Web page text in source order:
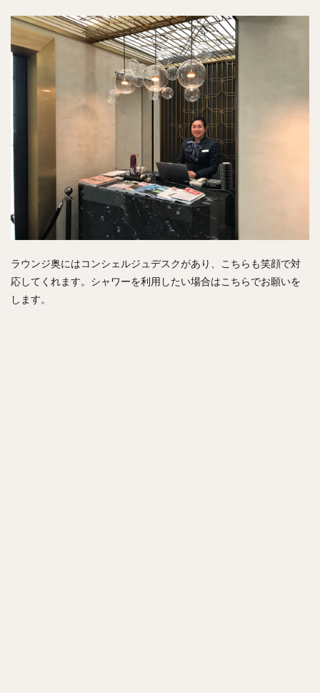
ラウンジ奥にはコンシェルジュデスクがあり、こちらも笑顔で対
応してくれます。シャワーを利用したい場合はこちらでお願いを
します。